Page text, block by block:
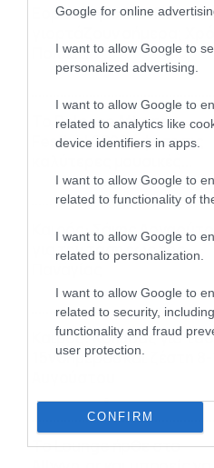
Google for online
I want to allow Google to
personalized advertising.
I want to allow Google to
related to analytics like
device identifiers in apps.
I want to allow Google to
related to functionality of
I want to allow Google to
related to personalization.
I want to allow Google to
related to security,
functionality and fraud
user protection.
CONFIRM
Εορτολόγιο 6-8: Ποιοι
Πολλά…
06/08/2026 08:05
Το Release Athens
Festival 2026 άφησε τις
αναμνήσεις
05/08/2026 21:23
Καιρός: Σάκης
για την τάση έως της
04/08/2026 22:07
Καιρός: Κολυδάς για
15νθημέρου και ζέστη 8-
04/08/2026 21:46
Το Lounge ήρθε στο